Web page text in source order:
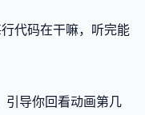
代码在干嘛，听完能
引导你回看动画第几